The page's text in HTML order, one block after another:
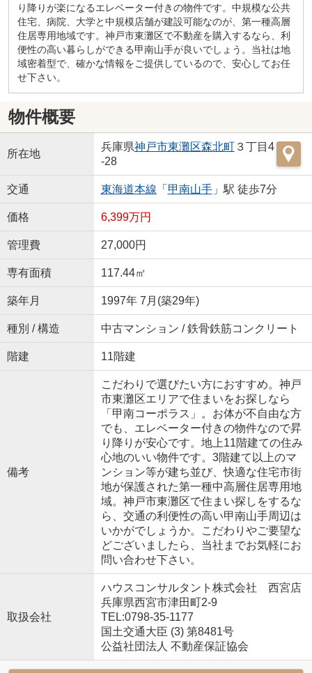
り降りが楽になるエレベーター付きの物件です。中規模な公共
住宅、病院、大学と中規模店舗が建設可能なのが、第一種高層
住居専用地域です。神戸市東灘区で不動産を購入するなら、利
便性の高い暮らしができる甲南山手が良いでしょう。当社は地
域密着型で、確かな情報をご提供しているので、安心してお任
せ下さい。
物件概要
所在地
兵庫県神戸市東灘区森北町３丁目4
-28
交通 東海道本線 「 甲南山手」駅 徒歩7分
価格 6,399万円
管理費 27,000円
専有面積 117.44㎡
築年月 1997年 7月(築29年)
種別 / 構造 中古マンション / 鉄骨鉄筋コンクリート
階建 11階建
備考
こだわりで選びたい方におすすめ。神戸
市東灘区エリアで住まいをお探しなら
「甲南コーポラス」。お体が不自由な方
でも、エレベーター付きの物件なので昇
り降りが安心です。地上11階建ての住み
心地のいい物件です。3階建て以上のマ
ンション等が建ち並び、快適な住宅市街
地が保護された第一種中高層住居専用地
域。神戸市東灘区で住まい探しをするな
ら、交通の利便性の高い甲南山手周辺は
いかがでしょうか。こだわりやご要望な
どございましたら、当社までお気軽にお
問い合わせ下さい。
取扱会社
ハウスコンサルタント株式会社 西宮店
兵庫県西宮市津田町2-9
TEL:0798-35-1177
国土交通大臣 (3) 第8481号
公益社団法人 不動産保証協会